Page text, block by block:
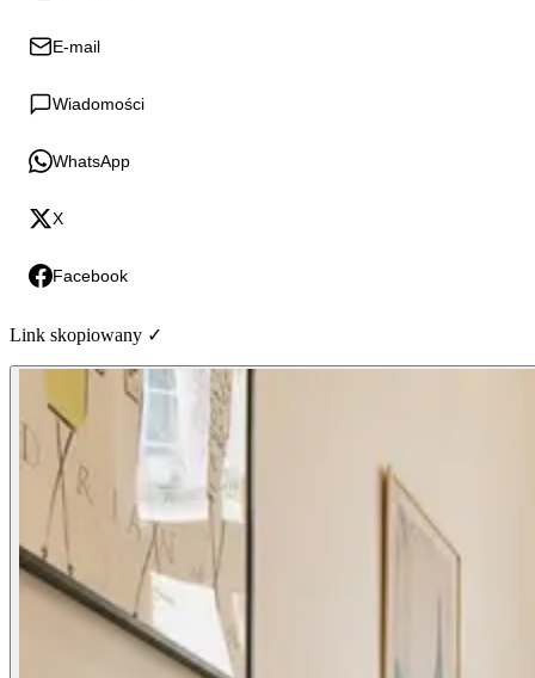
E-mail
Wiadomości
WhatsApp
X
Facebook
Link skopiowany ✓